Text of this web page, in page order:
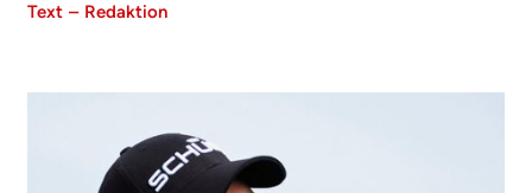
Text – Redaktion